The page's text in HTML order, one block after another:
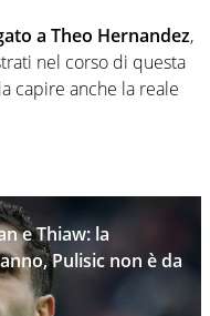
a Theo Hernandez,
nel corso di questa
capire anche la reale
e Thiaw: la
Pulisic non è da